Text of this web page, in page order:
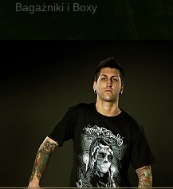
Bagażniki i Boxy